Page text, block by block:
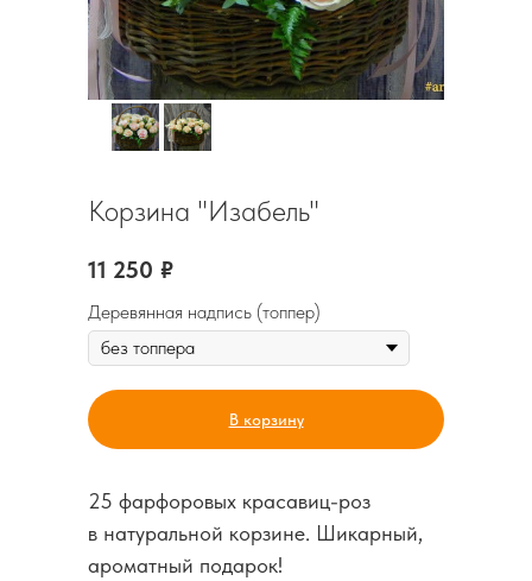
Корзина "Изабель"
11 250 ₽
Деревянная надпись (топпер)
В корзину
25 фарфоровых красавиц-роз
в натуральной корзине. Шикарный,
ароматный подарок!